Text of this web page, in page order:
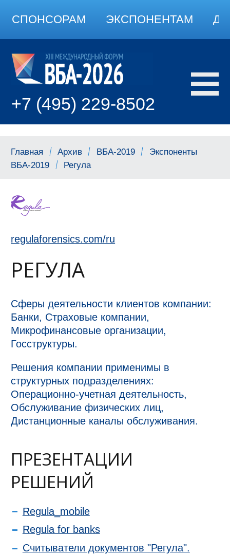
СПОНСОРАМ ЭКСПОНЕНТАМ
+7 (495) 229-8502
Главная Архив ВБА-2019
Экспоненты
ВБА-2019
Регула
regulaforensics.com/ru
РЕГУЛА
Сферы деятельности клиентов компании:
Банки, Страховые компании,
Микрофинансовые организации,
Госструктуры.
Решения компании применимы в
структурных подразделениях:
Операционно-учетная деятельность,
Обслуживание физических лиц,
Дистанционные каналы обслуживания.
ПРЕЗЕНТАЦИИ
РЕШЕНИЙ
Regula_mobile
Regula for banks
Считыватели документов "Регула".